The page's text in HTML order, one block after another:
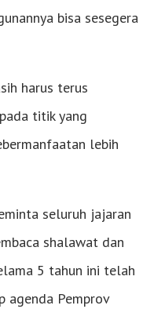
bisa sesegera
harus terus
titik yang
lebih
seluruh jajaran
shalawat dan
5 tahun ini telah
agenda Pemprov